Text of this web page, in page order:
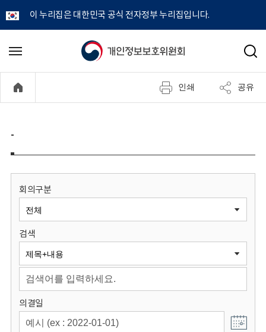
이 누리집은 대한민국 공식 전자정부 누리집입니다.
개
정
보
원
회
메
기
검
인쇄 공유
-
회의구분
검색
의결일